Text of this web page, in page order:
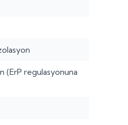
(ErP regulasyonuna